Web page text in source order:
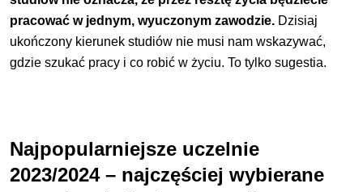
pracować w jednym, wyuczonym zawodzie. Dzisiaj
ukończony kierunek studiów nie musi nam wskazywać,
gdzie szukać pracy i co robić w życiu. To tylko sugestia.
Najpopularniejsze uczelnie
2023/2024 – najczęściej wybierane